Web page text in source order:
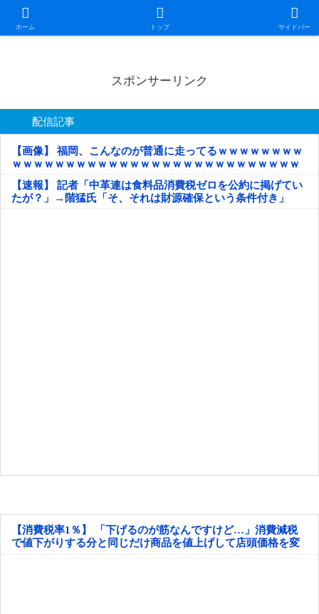
ホーム トップ サイドバー
日本第一！ニュース録
スポンサーリンク
配信記事
【画像】 福岡、こんなのが普通に走ってるｗｗｗｗｗｗｗｗ
ｗｗｗｗｗｗｗｗｗｗｗｗｗｗｗｗｗｗｗｗｗｗｗｗｗｗｗ
ｗｗｗｗｗ
【速報】 記者「中革連は食料品消費税ゼロを公約に掲げてい
たが？」→階猛氏「そ、それは財源確保という条件付き」
【消費税率1％】 「下げるのが筋なんですけど…」消費減税
で値下がりする分と同じだけ商品を値上げして店頭価格を変
えない店も